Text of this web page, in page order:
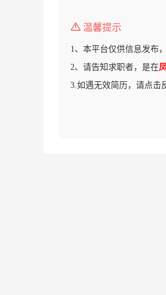
温馨提示
1、本平台仅供信息发布
2、请告知求职者，是在
3.如遇无效简历，请点击